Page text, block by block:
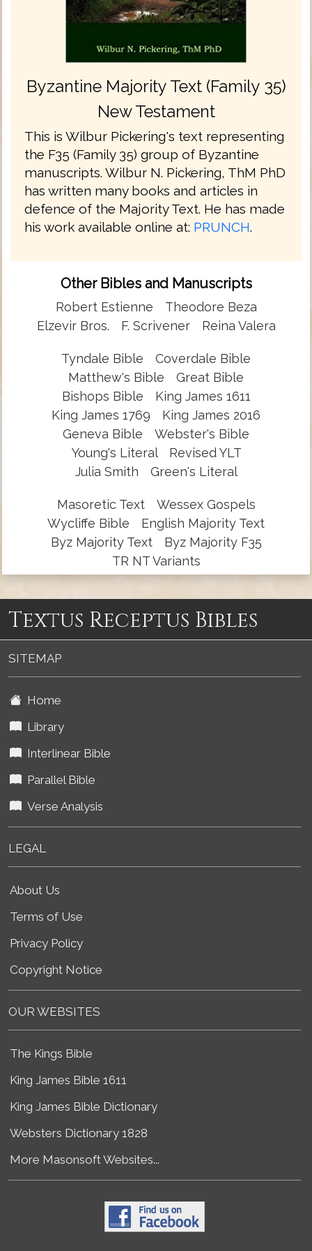
Byzantine Majority Text (Family 35)
New Testament
This is Wilbur Pickering's text representing
the F35 (Family 35) group of Byzantine
manuscripts. Wilbur N. Pickering, ThM PhD
has written many books and articles in
defence of the Majority Text. He has made
his work available online at: PRUNCH.
Other Bibles and Manuscripts
Robert Estienne
Theodore Beza
Elzevir Bros.
F. Scrivener Reina Valera
Tyndale Bible
Coverdale Bible
Matthew's Bible
Great Bible
Bishops Bible
King James 1611
King James 1769
King James 2016
Geneva Bible
Webster's Bible
Young's Literal
Revised YLT
Julia Smith
Green's Literal
Masoretic Text
Wessex Gospels
Wycliffe Bible
English Majority Text
Byz Majority Text
Byz Majority F35
TR NT Variants
Textus Receptus Bibles
SITEMAP
Home
Library
Interlinear Bible
Parallel Bible
Verse Analysis
LEGAL
About Us
Terms of Use
Privacy Policy
Copyright Notice
OUR WEBSITES
The Kings Bible
King James Bible 1611
King James Bible Dictionary
Websters Dictionary 1828
More Masonsoft Websites...